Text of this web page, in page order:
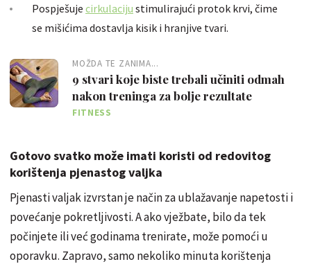
Pospješuje cirkulaciju stimulirajući protok krvi, čime
se mišićima dostavlja kisik i hranjive tvari.
MOŽDA TE ZANIMA...
9 stvari koje biste trebali učiniti odmah
nakon treninga za bolje rezultate
FITNESS
Gotovo svatko može imati koristi od redovitog
korištenja pjenastog valjka
Pjenasti valjak izvrstan je način za ublažavanje napetosti i
povećanje pokretljivosti. A ako vježbate, bilo da tek
počinjete ili već godinama trenirate, može pomoći u
oporavku. Zapravo, samo nekoliko minuta korištenja